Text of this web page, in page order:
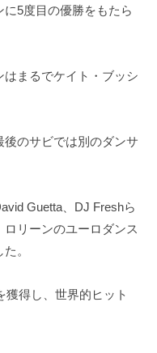
に5度目の優勝をもたら
まるでケイト・ブッシ
のサビでは別のダンサ
Guetta、DJ Freshら
リーンのユーロダンス
。
獲得し、世界的ヒット